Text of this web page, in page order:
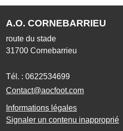
A.O. CORNEBARRIEU
route du stade
31700 Cornebarrieu
Tél. : 0622534699
Contact@aocfoot.com
Informations légales
Signaler un contenu inapproprié